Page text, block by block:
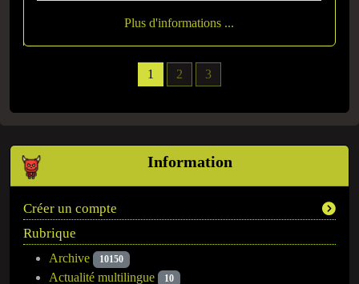
Information
Créer un compte
Rubrique
Archive 10150
Actualité multilingue 10
1 2 3
Plus d'informations ...